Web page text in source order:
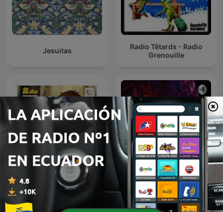
Jesuitas
Radio Têtards - Radio
Grenouille
La abeja Vi-Vi
cuentacuentos
LUIS ALFONSO